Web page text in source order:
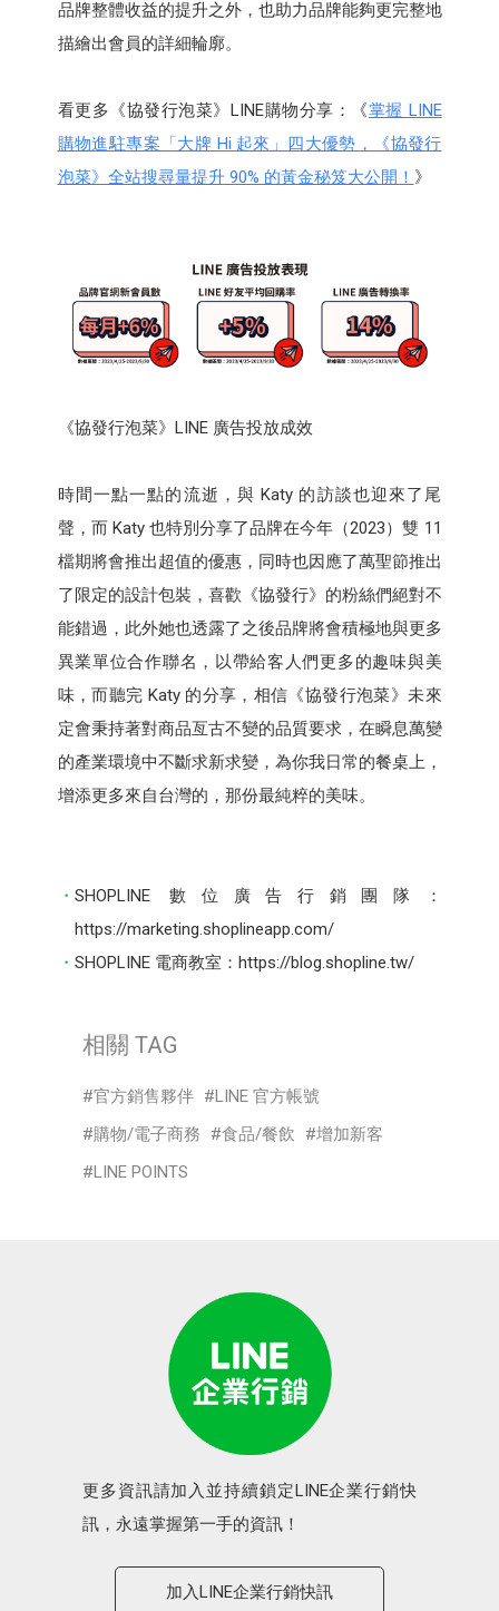
品牌整體收益的提升之外，也助力品牌能夠更完整地
描繪出會員的詳細輪廓。
看更多《協發行泡菜》LINE購物分享：《掌握 LINE
購物進駐專案「大牌 Hi 起來」四大優勢，《協發行
泡菜》全站搜尋量提升 90% 的黃金秘笈大公開！ 》
《協發行泡菜》LINE 廣告投放成效
時間一點一點的流逝，與 Katy 的訪談也迎來了尾
聲，而 Katy 也特別分享了品牌在今年（2023）雙 11
檔期將會推出超值的優惠，同時也因應了萬聖節推出
了限定的設計包裝，喜歡《協發行》的粉絲們絕對不
能錯過，此外她也透露了之後品牌將會積極地與更多
異業單位合作聯名，以帶給客人們更多的趣味與美
味，而聽完 Katy 的分享，相信《協發行泡菜》未來
定會秉持著對商品亙古不變的品質要求，在瞬息萬變
的產業環境中不斷求新求變，為你我日常的餐桌上，
增添更多來自台灣的，那份最純粹的美味。
SHOPLINE 數位廣告行銷團隊：
https://marketing.shoplineapp.com/
SHOPLINE 電商教室：https://blog.shopline.tw/
相關 TAG
官方銷售夥伴
LINE 官方帳號
購物/電子商務
食品/餐飲
增加新客
LINE POINTS
更多資訊請加入並持續鎖定LINE企業行銷快
訊，永遠掌握第一手的資訊！
加入LINE企業行銷快訊